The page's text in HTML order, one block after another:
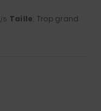
/5 Taille: Trop grand